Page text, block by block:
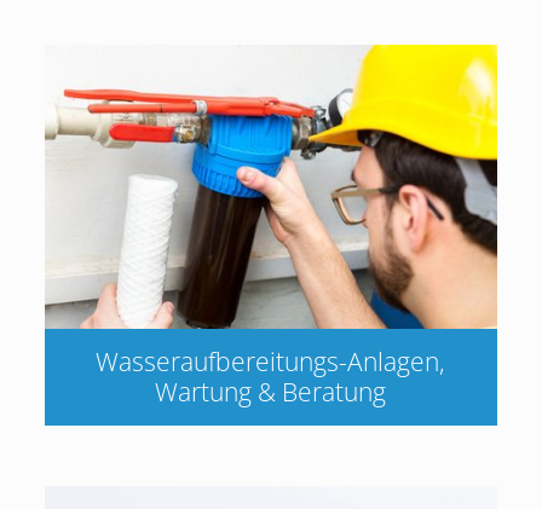
Wasseraufbereitungs-Anlagen,
Wartung & Beratung